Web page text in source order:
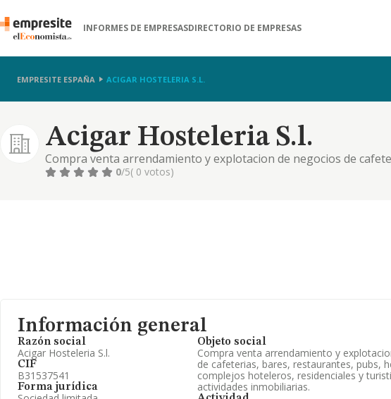
INFORMES DE EMPRESASDIRECTORIO DE EMPRESAS
EMPRESITE ESPAÑA ACIGAR HOSTELERIA S.L.
Acigar Hosteleria S.l.
Compra venta arrendamiento y explotacion de negocios de
hoteles complejos hoteleros, residenciales y turisticos, etc.
0/5( 0 votos)
Información general
Razón social
Acigar Hosteleria S.l.
CIF
B31537541
Forma jurídica
Objeto social
Compra venta arrendamiento y
de cafeterias, bares, restaurantes, pubs,
complejos hoteleros, residenciales y
actividades inmobiliarias.